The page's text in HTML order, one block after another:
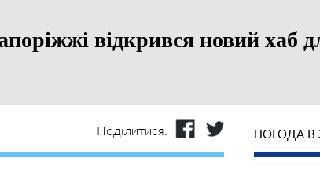
відкрився новий хаб
Поділитися: ПОГОДА В